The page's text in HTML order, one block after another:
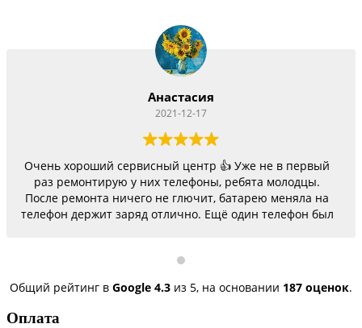
Анастасия
2021-12-17
Очень хороший сервисный центр 👍 Уже не в первый
раз ремонтирую у них телефоны, ребята молодцы.
После ремонта ничего не глючит, батарею меняла на
телефон держит заряд отлично. Ещё один телефон был
сегодня получила телефон, всё исправили, заряд
Общий рейтинг в Google 4.3 из 5, на основании 187 оценок.
Оплата